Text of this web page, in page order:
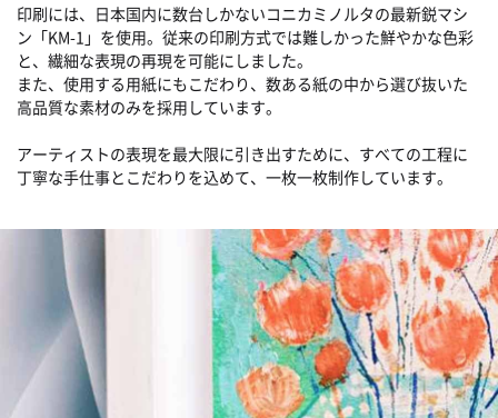
印刷には、日本国内に数台しかないコニカミノルタの最新鋭マシ
ン「KM-1」を使用。従来の印刷方式では難しかった鮮やかな色彩
と、繊細な表現の再現を可能にしました。
また、使用する用紙にもこだわり、数ある紙の中から選び抜いた
高品質な素材のみを採用しています。
アーティストの表現を最大限に引き出すために、すべての工程に
丁寧な手仕事とこだわりを込めて、一枚一枚制作しています。